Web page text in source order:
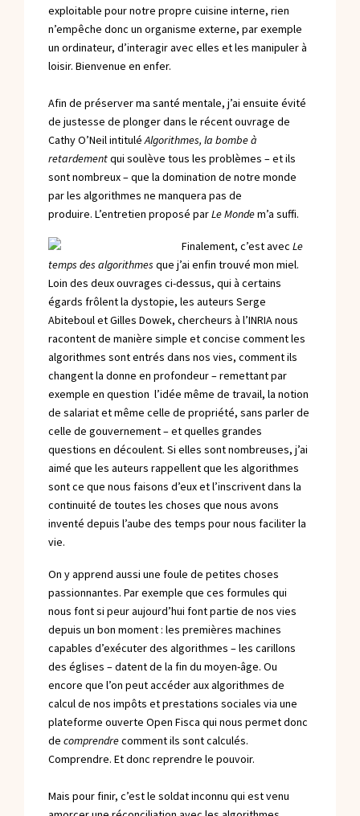
exploitable pour notre propre cuisine interne, rien
n’empêche donc un organisme externe, par exemple
un ordinateur, d’interagir avec elles et les manipuler à
loisir. Bienvenue en enfer.
Afin de préserver ma santé mentale, j’ai ensuite évité
de justesse de plonger dans le récent ouvrage de
Cathy O’Neil intituléAlgorithmes, la bombe à
retardementqui soulève tous les problèmes – et ils
sont nombreux – que la domination de notre monde
par les algorithmes ne manquera pas de
produire. L’entretien proposé parLe Mondem’a suffi.
Finalement, c’est avec Le
temps des algorithmes que j’ai enfin trouvé mon miel.
Loin des deux ouvrages ci-dessus, qui à certains
égards frôlent la dystopie, les auteurs Serge
Abiteboul et Gilles Dowek, chercheurs à l’INRIA nous
racontent de manière simple et concise comment les
algorithmes sont entrés dans nos vies, comment ils
changent la donne en profondeur – remettant par
exemple en question l’idée même de travail, la notion
de salariat et même celle de propriété, sans parler de
celle de gouvernement – et quelles grandes
questions en découlent. Si elles sont nombreuses, j’ai
aimé que les auteurs rappellent que les algorithmes
sont ce que nous faisons d’eux et l’inscrivent dans la
continuité de toutes les choses que nous avons
inventé depuis l’aube des temps pour nous faciliter la
vie.
On y apprend aussi une foule de petites choses
passionnantes. Par exemple que ces formules qui
nous font si peur aujourd’hui font partie de nos vies
depuis un bon moment : les premières machines
capables d’exécuter des algorithmes – les carillons
des églises – datent de la fin du moyen-âge. Ou
encore que l’on peut accéder aux algorithmes de
calcul de nos impôts et prestations sociales via une
plateforme ouverte Open Fisca qui nous permet donc
de comprendrecomment ils sont calculés.
Comprendre. Et donc reprendre le pouvoir.
Mais pour finir, c’est le soldat inconnu qui est venu